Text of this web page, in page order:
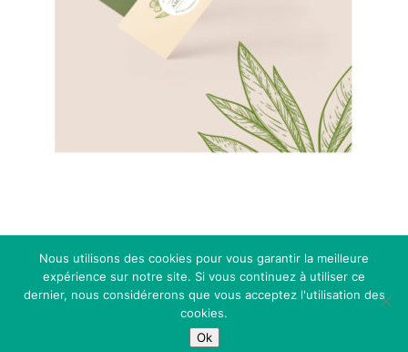
2026 Made with Curiosity | Tous droits réservés
|Mentions légales
Nous utilisons des cookies pour vous garantir la meilleure
expérience sur notre site. Si vous continuez à utiliser ce
dernier, nous considérerons que vous acceptez l'utilisation des
cookies.
Ok